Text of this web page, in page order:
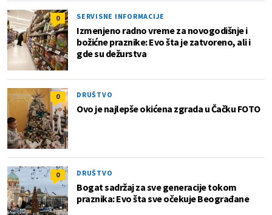
0 SERVISNE INFORMACIJE
Izmenjeno radno vreme za novogodišnje i
božićne praznike: Evo šta je zatvoreno, ali i
gde su dežurstva
0 DRUŠTVO
Ovo je najlepše okićena zgrada u Čačku FOTO
0 DRUŠTVO
Bogat sadržaj za sve generacije tokom
praznika: Evo šta sve očekuje Beograđane